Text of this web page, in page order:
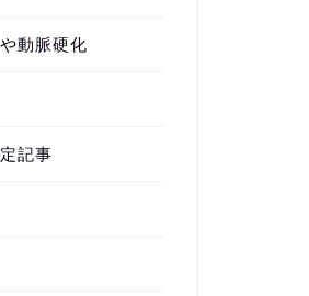
動脈硬化
記事